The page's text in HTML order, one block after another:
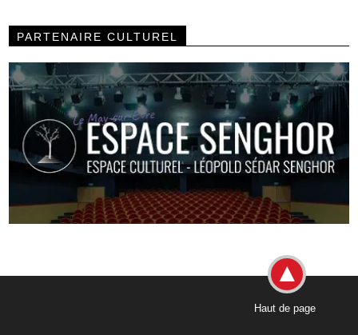
PARTENAIRE CULTUREL
Haut de page